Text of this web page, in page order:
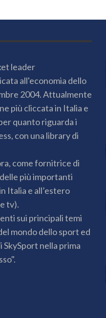
leader
all'economia dello
2004. Attualmente
più cliccata in Italia e
quanto riguarda i
con una library di
come fornitrice di
più importanti
Italia e all’estero
tv).
sui principali temi
mondo dello sport ed
nella prima